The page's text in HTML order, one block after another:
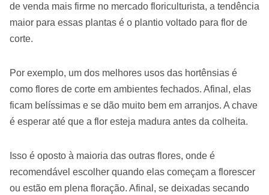
de venda mais firme no mercado floriculturista, a tendência
maior para essas plantas é o plantio voltado para flor de
corte.
Por exemplo, um dos melhores usos das hortênsias é
como flores de corte em ambientes fechados. Afinal, elas
ficam belíssimas e se dão muito bem em arranjos. A chave
é esperar até que a flor esteja madura antes da colheita.
Isso é oposto à maioria das outras flores, onde é
recomendável escolher quando elas começam a florescer
ou estão em plena floração. Afinal, se deixadas secando